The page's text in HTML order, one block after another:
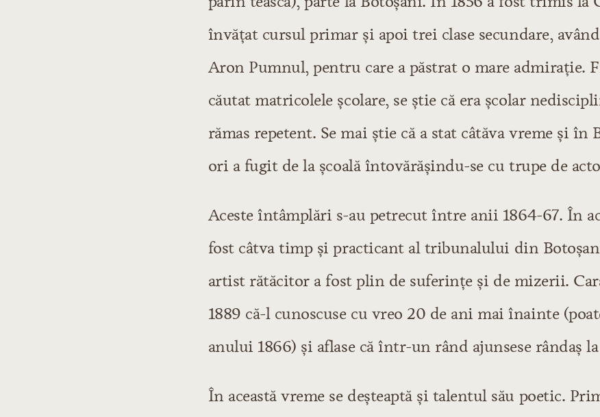
1845-1848
Epoca lui Alecsandri
1848-1859
Epoca polemicilor literare
Epoca lui Eminescu
1880-1890
învăţat cursul primar şi apoi trei clase secundare,
Aron Pumnul, pentru care a păstrat o mare admiraţie.
căutat matricolele şcolare, se ştie că era şcolar
rămas repetent. Se mai ştie că a stat câtăva vreme şi în
ori a fugit de la şcoală întovărăşindu-se cu trupe de
Aceste întâmplări s-au petrecut între anii 1864-67. În
fost câtva timp şi practicant al tribunalului din
artist rătăcitor a fost plin de suferinţe şi de mizerii.
1889 că-l cunoscuse cu vreo 20 de ani mai înainte
anului 1866) şi aflase că într-un rând ajunsese rândaş
În această vreme se deşteaptă şi talentul său poetic.